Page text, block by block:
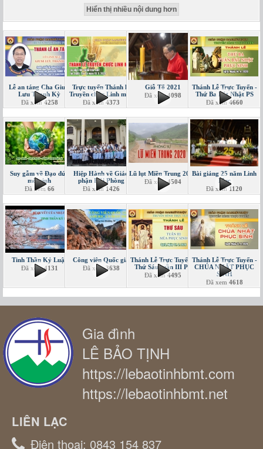
Hiển thị nhiều nội dung hơn
Lễ an táng Cha Giuse
Lưu Thanh Kỳ
Đã xem4258
Trực tuyến Thánh lễ
Truyền chức Linh mục
Đã xem4373
Giỗ Tổ 2021
Đã xem4098
Thánh Lễ Trực Tuyến -
Thứ Ba Bát Nhật PS
Đã xem4660
Suy gẫm về Đạo đức
môi sinh
Đã xem 66
Hiệp Hành về Giáo
phận Hải Phòng
Đã xem1426
Lũ lụt Miền Trung 2020
Đã xem4504
Bài giảng 25 năm Linh
Mục
Đã xem1120
Tinh Thần Kỷ Luật
Đã xem4131
Công viên Quốc gia
Đã xem3638
Thánh Lễ Trực Tuyến -
Thứ Sáu tuần III PS
Đã xem4495
Thánh Lễ Trực Tuyến -
CHÚA NHẬT PHỤC
SINH
Đã xem 4618
Gia đình
LÊ BẢO TỊNH
https://lebaotinhbmt.com
https://lebaotinhbmt.net
LIÊN LẠC
Điện thoại: 0843 154 837